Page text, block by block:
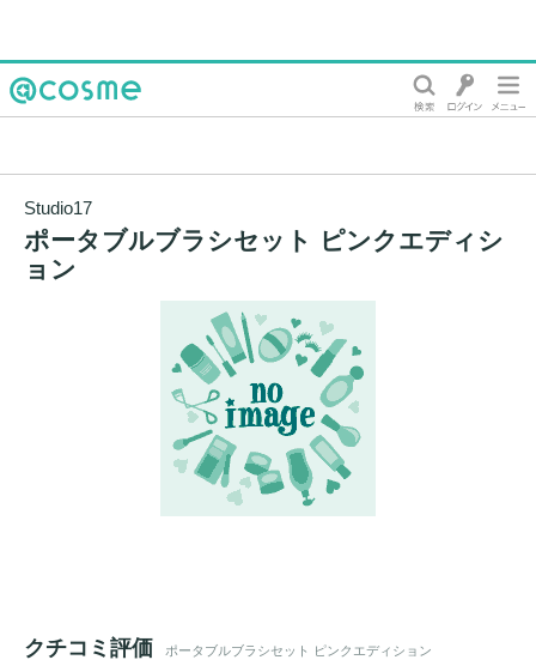
Studio17
ポータブルブラシセット ピンクエディシ
ョン
クチコミ評価 ポータブルブラシセット ピンクエディション